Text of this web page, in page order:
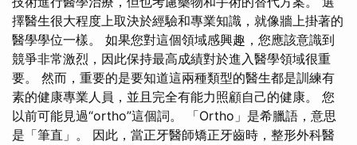
擇醫生很大程度上取決於經驗和專業知識，就像牆上掛著的
醫學學位一樣。 如果您對這個領域感興趣，您應該意識到
競爭非常激烈，因此保持最高成績對於進入醫學領域很重
要。 然而，重要的是要知道這兩種類型的醫生都是訓練有
素的健康專業人員，並且完全有能力照顧自己的健康。 您
以前可能見過“ortho”這個詞。 「Ortho」是希臘語，意思
是「筆直」。 因此，當正牙醫師矯正牙齒時，整形外科醫